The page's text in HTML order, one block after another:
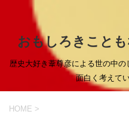
おもしろきこと
歴史大好き葦尊彦による世の中
面白く考えて
HOME >